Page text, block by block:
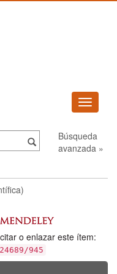
Búsqueda
avanzada »
o enlazar este ítem:
945